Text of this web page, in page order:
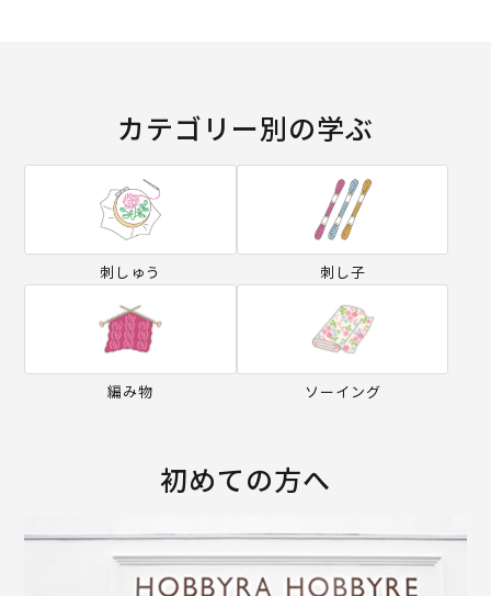
カテゴリー別の学ぶ
刺しゅう 刺し子
編み物 ソーイング
初めての方へ